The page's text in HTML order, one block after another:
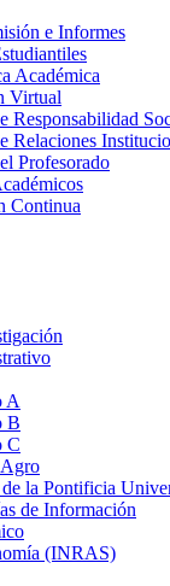
e Informes
Académica
Virtual
Responsabilidad
Relaciones
Profesorado
Continua
A
B
C
la Pontificia
de Información
(INRAS)